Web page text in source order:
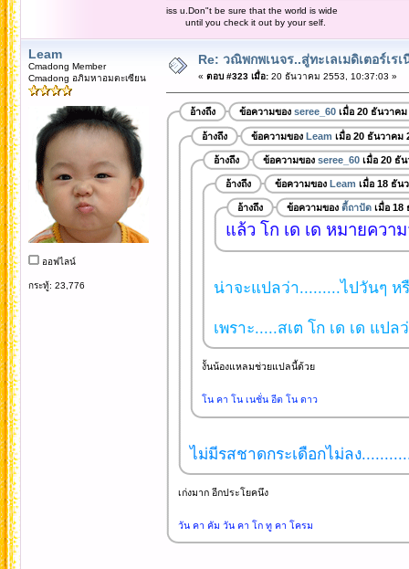
iss u.Don"t be sure that the world is wide
until you check it out by your self.
Leam
Cmadong Member
Cmadong อภิมหาอมตะเซียน
ออฟไลน์
กระทู้: 23,776
Re: วณิพกพเนจร..สู่ทะเลเมดิเตอร์เร
« ตอบ #323 เมื่อ:20 ธันวาคม 2553, 10:37:03 »
อ้างถึง ข้อความของ seree_60เมื่อ 20 ธันวาคม
อ้างถึง ข้อความของ Leam เมื่อ 20 ธันวาคม
อ้างถึง ข้อความของ seree_60เมื่อ 20 ธัน
อ้างถึง ข้อความของ Leam เมื่อ 18 ธัน
อ้างถึง ข้อความของ ตี้ถาปัดเมื่อ 18
แล้ว โก เด เด หมายควา
น่าจะแปลว่า.........ไปวันๆ ห
เพราะ.....สเต โก เด เด แป
งั้นน้องแหลมช่วยแปลนี้ด้วย
โน คา โน เนชั่น อีต โน ดาว
ไม่มีรสชาดกระเดือกไม่ลง
เก่งมาก อีกประโยคนึง
วัน คา คัม วัน คา โก ทู คา โครม